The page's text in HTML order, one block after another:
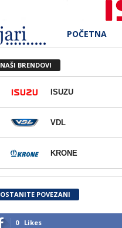
e
r
d
.
POČETNA
NAŠI BRENDOVI
ISUZU
VDL
KRONE
OSTANITE POVEZANI
0 Likes